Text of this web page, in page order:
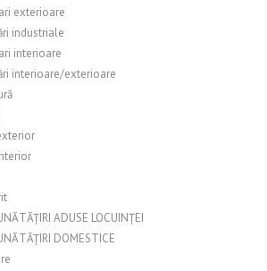
exterioare
industriale
interioare
interioare/exterioare
ADUSE LOCUINȚEI
DOMESTICE